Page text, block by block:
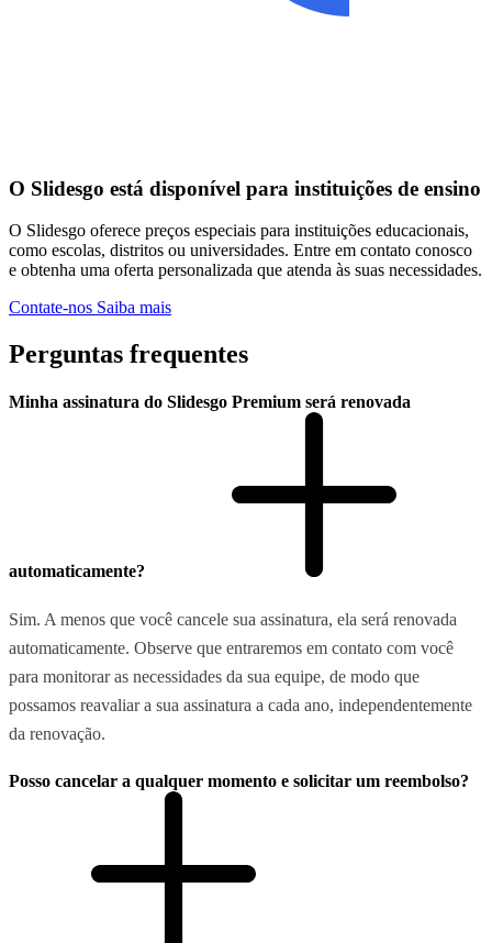
O Slidesgo está disponível para instituições de ensino
O Slidesgo oferece preços especiais para instituições educacionais,
como escolas, distritos ou universidades. Entre em contato conosco
e obtenha uma oferta personalizada que atenda às suas necessidades.
Contate-nos Saiba mais
Perguntas frequentes
Minha assinatura do Slidesgo Premium será renovada
automaticamente?
Sim. A menos que você cancele sua assinatura, ela será renovada
automaticamente. Observe que entraremos em contato com você
para monitorar as necessidades da sua equipe, de modo que
possamos reavaliar a sua assinatura a cada ano, independentemente
da renovação.
Posso cancelar a qualquer momento e solicitar um reembolso?